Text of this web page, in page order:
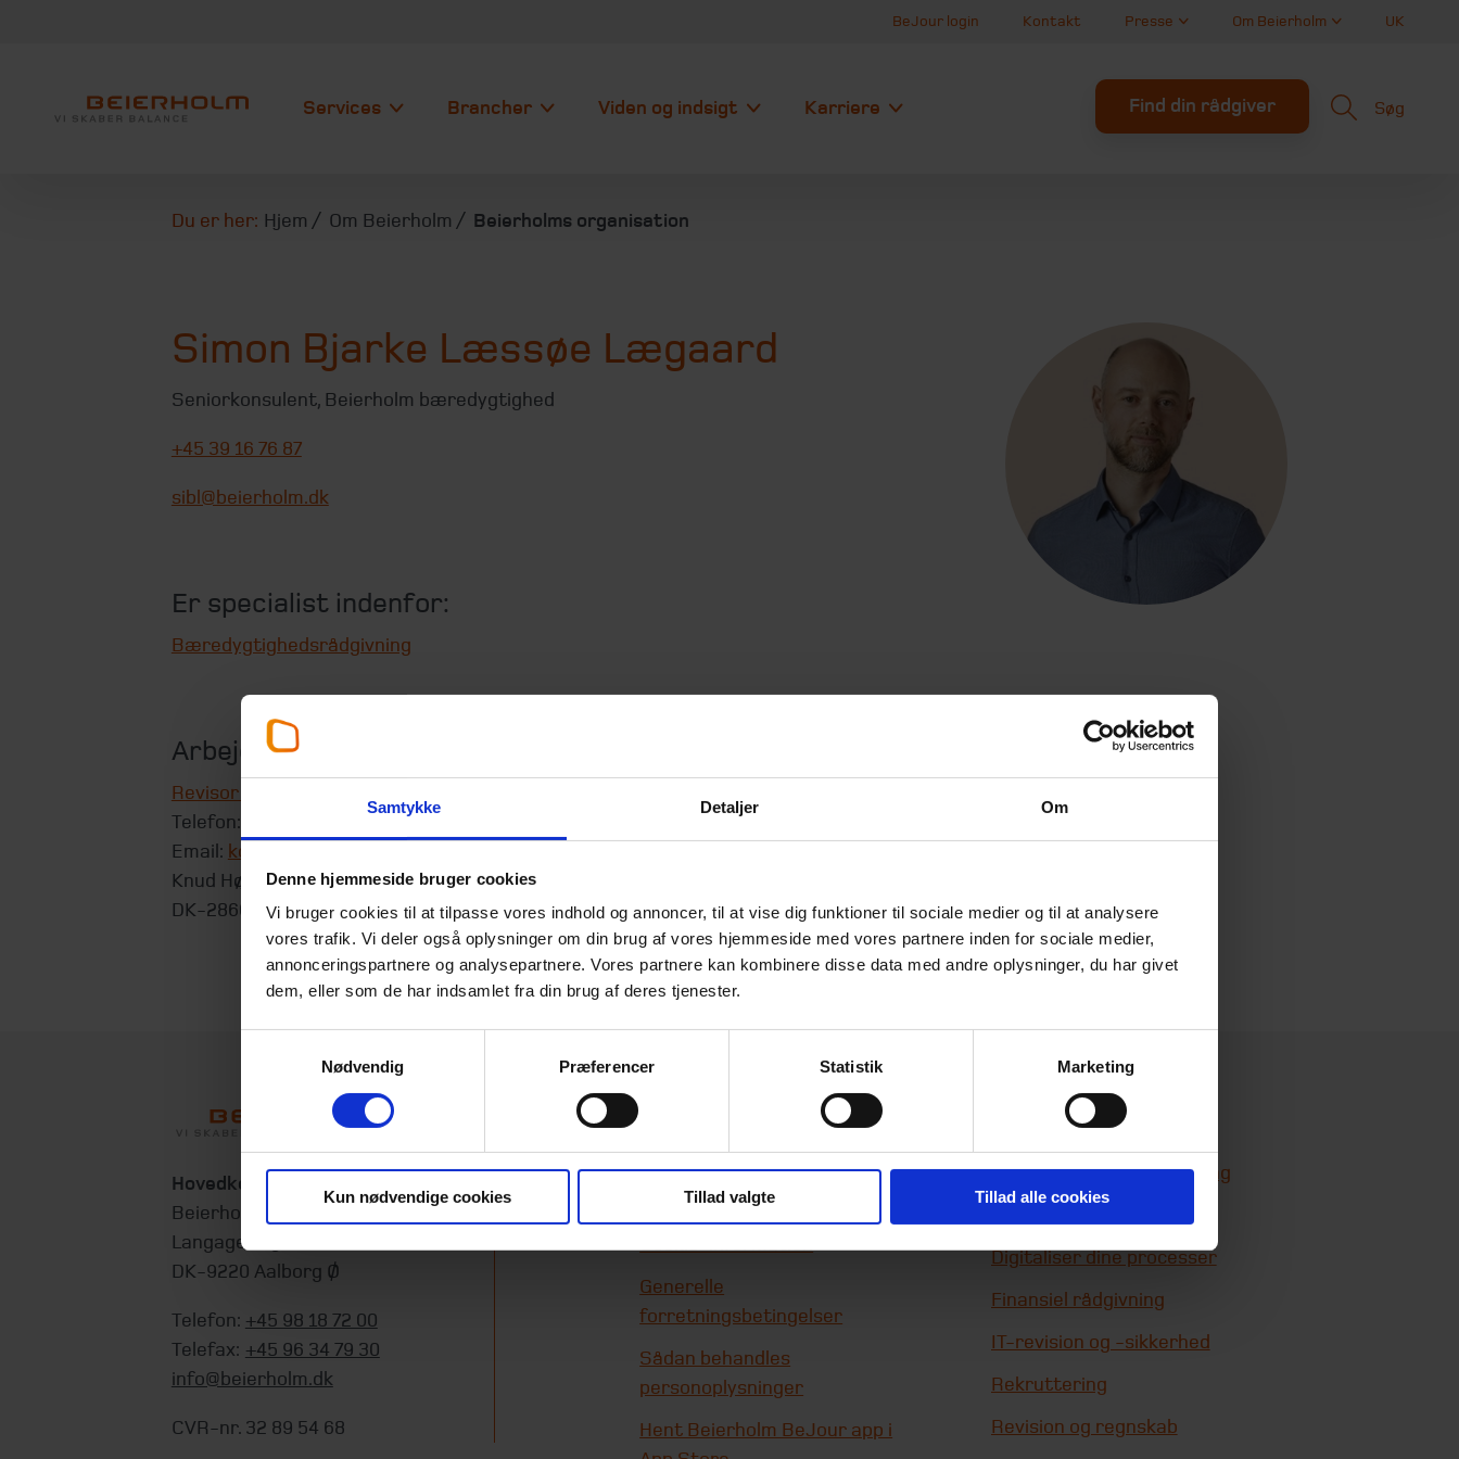
Samtykke Detaljer Om
Denne hjemmeside bruger cookies
Vi bruger cookies til at tilpasse vores indhold og annoncer, til at vise dig funktioner til sociale medier og til at analysere
vores trafik. Vi deler også oplysninger om din brug af vores hjemmeside med vores partnere inden for sociale medier,
annonceringspartnere og analysepartnere. Vores partnere kan kombinere disse data med andre oplysninger, du har givet
dem, eller som de har indsamlet fra din brug af deres tjenester.
Nødvendig
Præferencer Statistik Marketing
Kun nødvendige cookies Tillad valgte Tillad alle cookies
BeJour login Kontakt Presse Om Beierholm UK
Services Brancher Viden og indsigt Karriere Find din rådgiver Søg
Du er her: Hjem Om Beierholm Beierholms organisation
Simon Bjarke Læssøe Lægaard
Seniorkonsulent, Beierholm bæredygtighed
+45 39 16 76 87
sibl@beierholm.dk
Er specialist indenfor:
Bæredygtighedsrådgivning
Arbejder her:
Revisor København
Telefon:
Email: koebenhavn@beierholm.dk
Knud Højgaards Vej 9
DK-2860
Søborg
Hovedkontor
Beierholm
Langagervej 1
DK-9220 Aalborg Ø
Telefon: +45 98 18 72 00
Telefax: +45 96 34 79 30
info@beierholm.dk
CVR-nr. 32 89 54 68
Beierholms
whistleblowerordning
Cookie-information
Generelle
forretningsbetingelser
Sådan behandles
personoplysninger
Hent Beierholm BeJour app i
Services
Bæredygtighedsrådgivning
Digitaliser dine processer
Finansiel rådgivning
IT-revision og -sikkerhed
Rekruttering
Revision og regnskab